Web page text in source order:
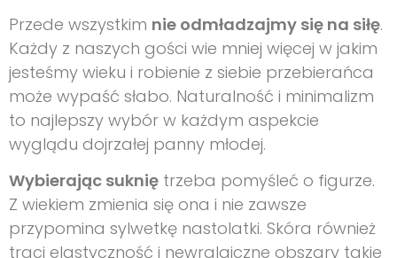
Przede wszystkim nie odmładzajmy się na siłę.
Każdy z naszych gości wie mniej więcej w jakim
jesteśmy wieku i robienie z siebie przebierańca
może wypaść słabo. Naturalność i minimalizm
to najlepszy wybór w każdym aspekcie
wyglądu dojrzałej panny młodej.
Wybierając suknię trzeba pomyśleć o figurze.
Z wiekiem zmienia się ona i nie zawsze
przypomina sylwetkę nastolatki. Skóra również
traci elastyczność i newralgiczne obszary takie